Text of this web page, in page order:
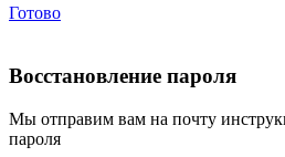
Готово
Восстановление пароля
Мы отправим вам на почту
пароля